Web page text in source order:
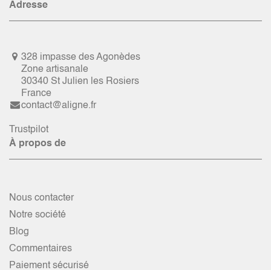
Adresse
328 impasse des Agonèdes
Zone artisanale
30340 St Julien les Rosiers
France
contact@aligne.fr
Trustpilot
À propos de
Nous contacter
Notre société
Blog
Commentaires
Paiement sécurisé